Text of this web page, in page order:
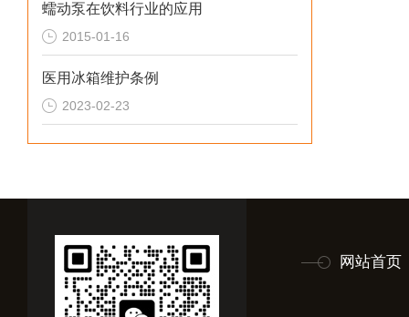
蠕动泵在饮料行业的应用
2015-01-16
医用冰箱维护条例
2023-02-23
网站首页